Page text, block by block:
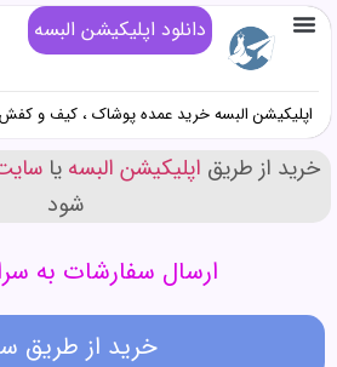
دانلود اپلیکیشن البسه
اپلیکیشن البسه خرید عمده پوشاک ، کیف و کفش
خرید از طریق اپلیکیشن البسه یا
شود
ارسال سفارشات به
خرید از طریق